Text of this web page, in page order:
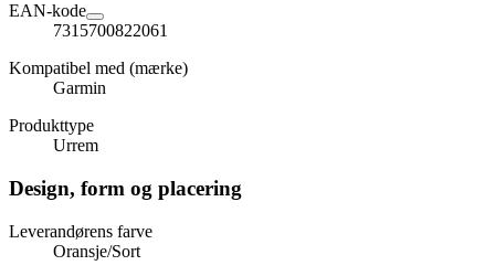
EAN-kode
7315700822061
Kompatibel med (mærke)
Garmin
Produkttype
Urrem
Design, form og placering
Leverandørens farve
Oransje/Sort